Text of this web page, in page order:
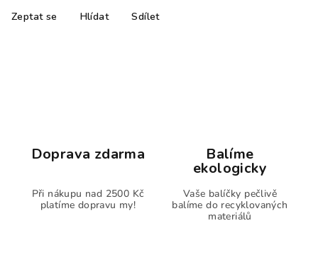
Zeptat se Hlídat Sdílet
Doprava zdarma
Při nákupu nad 2500 Kč
platíme dopravu my!
Balíme
ekologicky
Vaše balíčky pečlivě
balíme do recyklovaných
materiálů